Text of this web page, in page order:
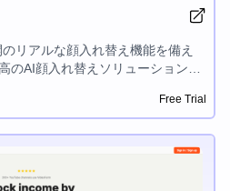
リアルな顔入れ替え機能を備え
のAI顔入れ替えソリューションで
識AIを使って正確な結果を得るこ
ル顔入れ替え、無料プレビュー、
Free Trial